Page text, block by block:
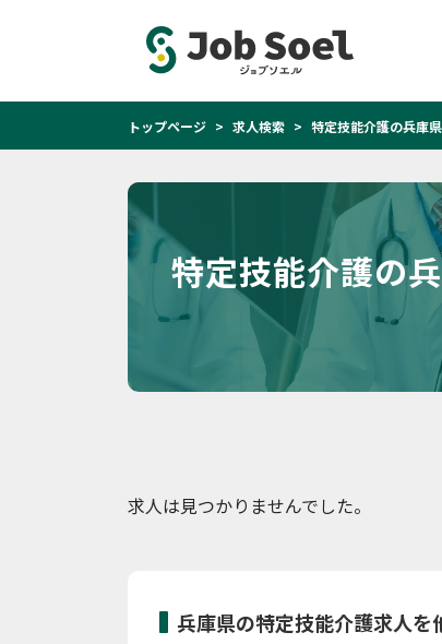
トップページ 求人検索 特定技能介護の兵庫
特定技能介護の
求人は見つかりませんでした。
兵庫県の特定技能介護求人を